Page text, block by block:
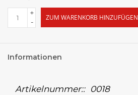
+
-
ZUM WARENKORB HINZUFÜGEN
Informationen
Artikelnummer:: 0018